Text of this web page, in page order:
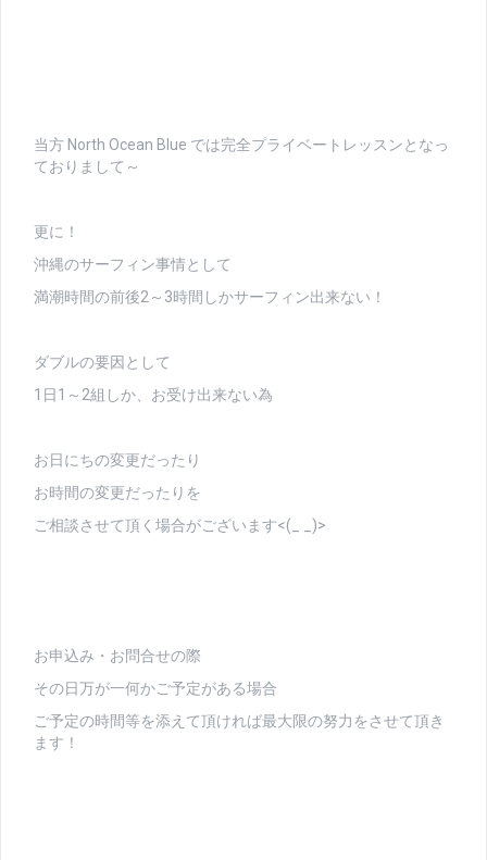
当方 North Ocean Blue では完全プライベートレッスンとなっ
ておりまして～
更に！
沖縄のサーフィン事情として
満潮時間の前後2～3時間しかサーフィン出来ない！
ダブルの要因として
1日1～2組しか、お受け出来ない為
お日にちの変更だったり
お時間の変更だったりを
ご相談させて頂く場合がございます<(_ _)>
お申込み・お問合せの際
その日万が一何かご予定がある場合
ご予定の時間等を添えて頂ければ最大限の努力をさせて頂き
ます！